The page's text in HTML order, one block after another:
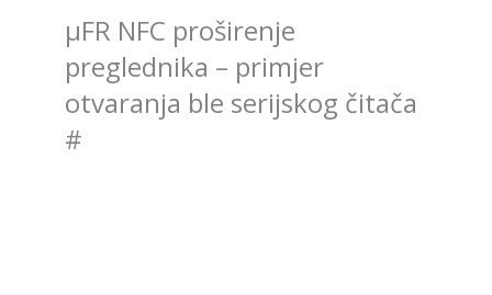
μFR NFC proširenje
preglednika – primjer
otvaranja ble serijskog čitača
#